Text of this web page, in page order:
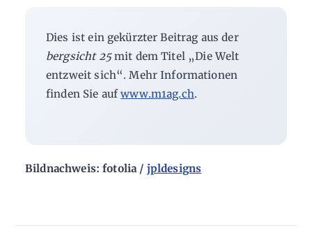
Dies ist ein gekürzter Beitrag aus der
bergsicht 25mit dem Titel „Die Welt
entzweit sich“. Mehr Informationen
finden Sie aufwww.m1ag.ch.
Bildnachweis: fotolia / jpldesigns